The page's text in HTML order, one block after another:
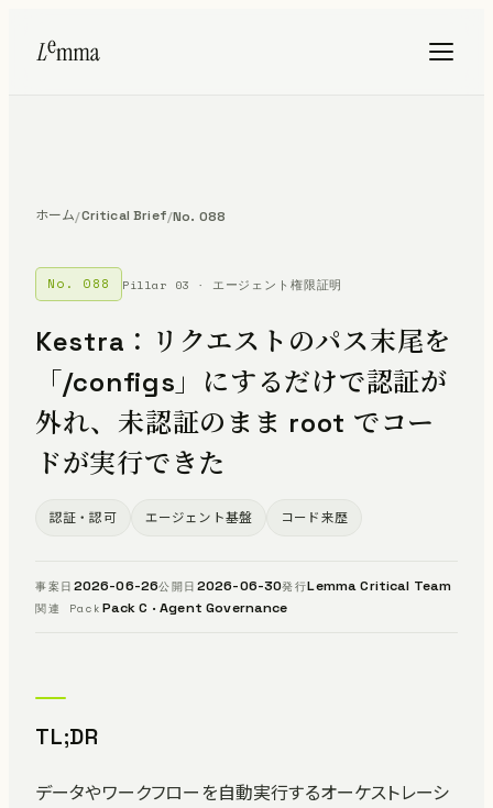
ホーム/Critical Brief/No. 088
No. 088 Pillar 03 · エージェント権限証明
Kestra：リクエストのパス末尾を
「/configs」にするだけで認証が
外れ、未認証のまま root でコー
ドが実行できた
認証・認可 エージェント基盤 コード来歴
事案日 2026-06-26公開日 2026-06-30発行Lemma Critical Team
関連 Pack Pack C · Agent Governance
TL;DR
データやワークフローを自動実行するオーケストレーシ